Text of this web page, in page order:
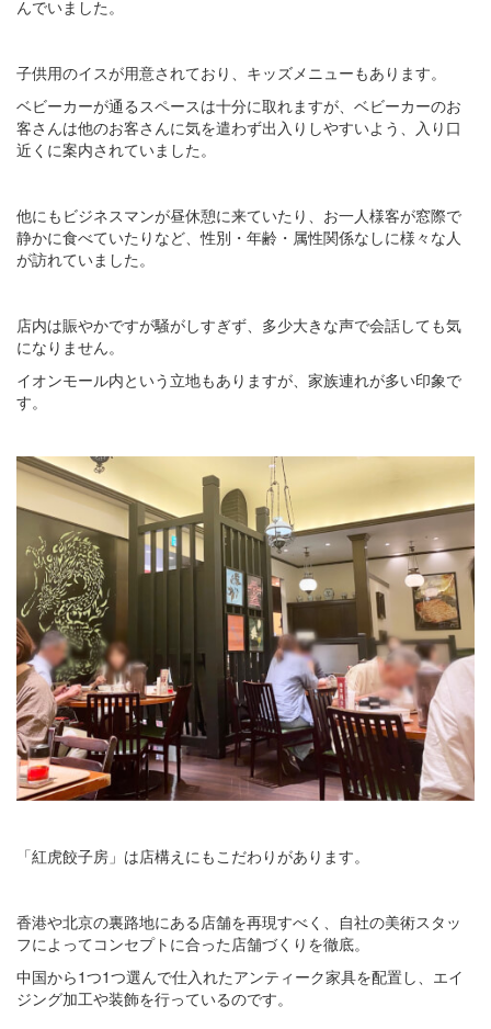
んでいました。
子供用のイスが用意されており、キッズメニューもあります。
ベビーカーが通るスペースは十分に取れますが、ベビーカーのお
客さんは他のお客さんに気を遣わず出入りしやすいよう、入り口
近くに案内されていました。
他にもビジネスマンが昼休憩に来ていたり、お一人様客が窓際で
静かに食べていたりなど、性別・年齢・属性関係なしに様々な人
が訪れていました。
店内は賑やかですが騒がしすぎず、多少大きな声で会話しても気
になりません。
イオンモール内という立地もありますが、家族連れが多い印象で
す。
「紅虎餃子房」は店構えにもこだわりがあります。
香港や北京の裏路地にある店舗を再現すべく、自社の美術スタッ
フによってコンセプトに合った店舗づくりを徹底。
中国から1つ1つ選んで仕入れたアンティーク家具を配置し、エイ
ジング加工や装飾を行っているのです。